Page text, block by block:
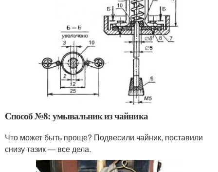
Способ №8: умывальник из чайника
Что может быть проще? Подвесили чайник, поставили
снизу тазик — все дела.